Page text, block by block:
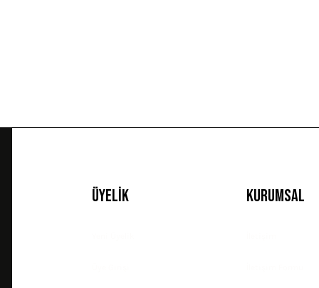
Üyelik Kurumsal